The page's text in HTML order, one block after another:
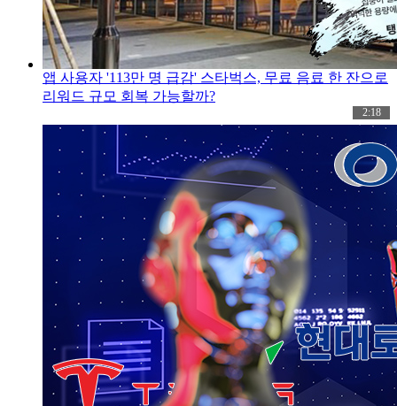
앱 사용자 '113만 명 급감' 스타벅스, 무료 음료 한 잔으로
리워드 규모 회복 가능할까?
2:18